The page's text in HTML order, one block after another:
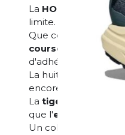
La HOKA
limite.
Que ce soit sur
course hybride
d'adhérence.
La huitième
encore plus d'amorti
La tige en mesh rPET
que l'embout
Un col rembourré